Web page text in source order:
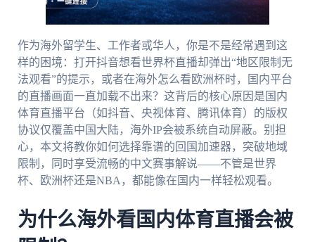
作为海外留学生、工作者或华人，你是不是经常遇到这
样的困境：打开抖音想看世界杯直播却弹出“地区限制无
法观看”的提示，或者在海外怎么看欧洲杯时，国内平台
的直播画面一直加载不出来？这背后的核心原因是国内
体育直播平台（如抖音、央视体育、腾讯体育）的版权
协议仅覆盖中国大陆，海外IP会被系统自动屏蔽。别担
心，本文将教你如何选择靠谱的回国加速器，突破地域
限制，同时享受流畅的中文赛事解说——不管是世界
杯、欧洲杯还是NBA，都能像在国内一样轻松观看。
为什么海外看国内体育直播会被